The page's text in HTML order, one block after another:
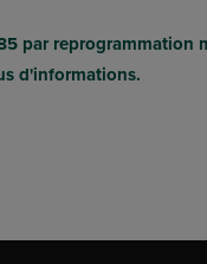
par reprogrammation
d'informations.